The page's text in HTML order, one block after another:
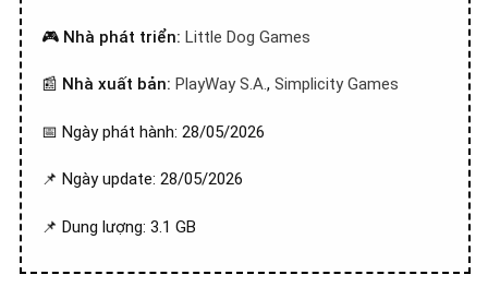
🎮 Nhà phát triển: Little Dog Games
📰 Nhà xuất bản: PlayWay S.A., Simplicity Games
📅 Ngày phát hành: 28/05/2026
📌 Ngày update: 28/05/2026
📌 Dung lượng: 3.1 GB